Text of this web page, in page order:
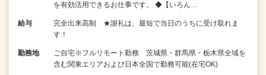
を有効活用できるお仕事です。 ◆【いろん…
給与
完全出来高制 ★謝礼は、最短で当日のうちに受け取れま
す！
勤務地
ご自宅※フルリモート勤務 茨城県・群馬県・栃木県全域を
含む関東エリアおよび日本全国で勤務可能(在宅OK)